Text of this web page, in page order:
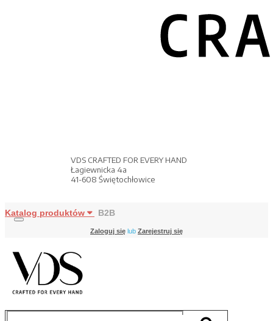
VDS CRAFTED FOR EVERY HAND
Łagiewnicka 4a
41-608 Świętochłowice
Katalog produktów B2B
Zaloguj się lub Zarejestruj się